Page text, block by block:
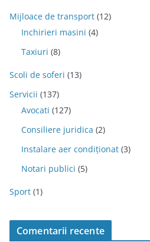
Mijloace de transport (12)
Inchirieri masini (4)
Taxiuri (8)
Scoli de soferi (13)
Servicii (137)
Avocati (127)
Consiliere juridica (2)
Instalare aer condiționat (3)
Notari publici (5)
Sport (1)
Comentarii recente